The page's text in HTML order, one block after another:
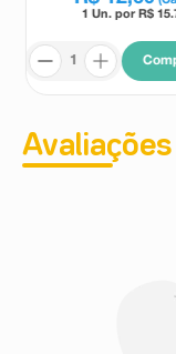
1 Un. por R$
Avaliações